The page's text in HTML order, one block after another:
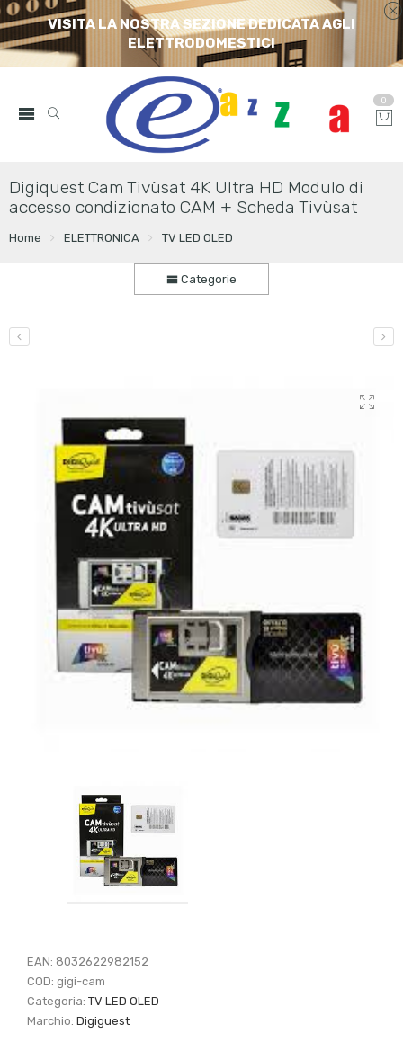
VISITA LA NOSTRA SEZIONE DEDICATA AGLI
ELETTRODOMESTICI
0
Digiquest Cam Tivùsat 4K Ultra HD Modulo di
accesso condizionato CAM + Scheda Tivùsat
Home ELETTRONICA TV LED OLED
Categorie
EAN: 8032622982152
COD:gigi-cam
Categoria:TV LED OLED
Marchio:Digiguest